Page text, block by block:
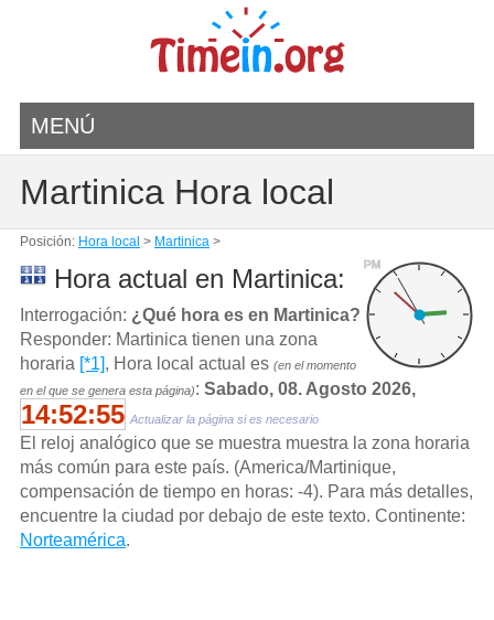
MENÚ
Martinica Hora local
Posición: Hora local > Martinica>
PM
Hora actual en Martinica:
Interrogación: ¿Qué hora es en Martinica?
Responder: Martinica tienen una zona
horaria [*1], Hora local actual es (en el momento
en el que se genera esta página): Sabado, 08. Agosto 2026,
14:52:55 Actualizar la página si es necesario
El reloj analógico que se muestra muestra la zona horaria
más común para este país. (America/Martinique,
compensación de tiempo en horas: -4). Para más detalles,
encuentre la ciudad por debajo de este texto. Continente:
Norteamérica.